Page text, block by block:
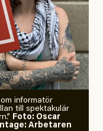
informatör
till spektakulär
Foto: Oscar
Arbetaren